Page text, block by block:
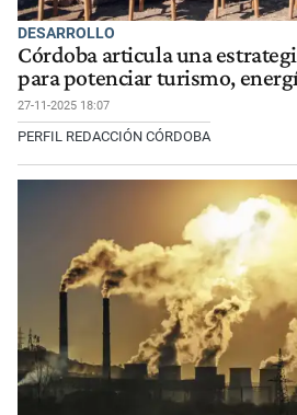
DESARROLLO
Córdoba articula una
para potenciar turismo,
27-11-2025 18:07
PERFIL REDACCIÓN CÓRDOBA